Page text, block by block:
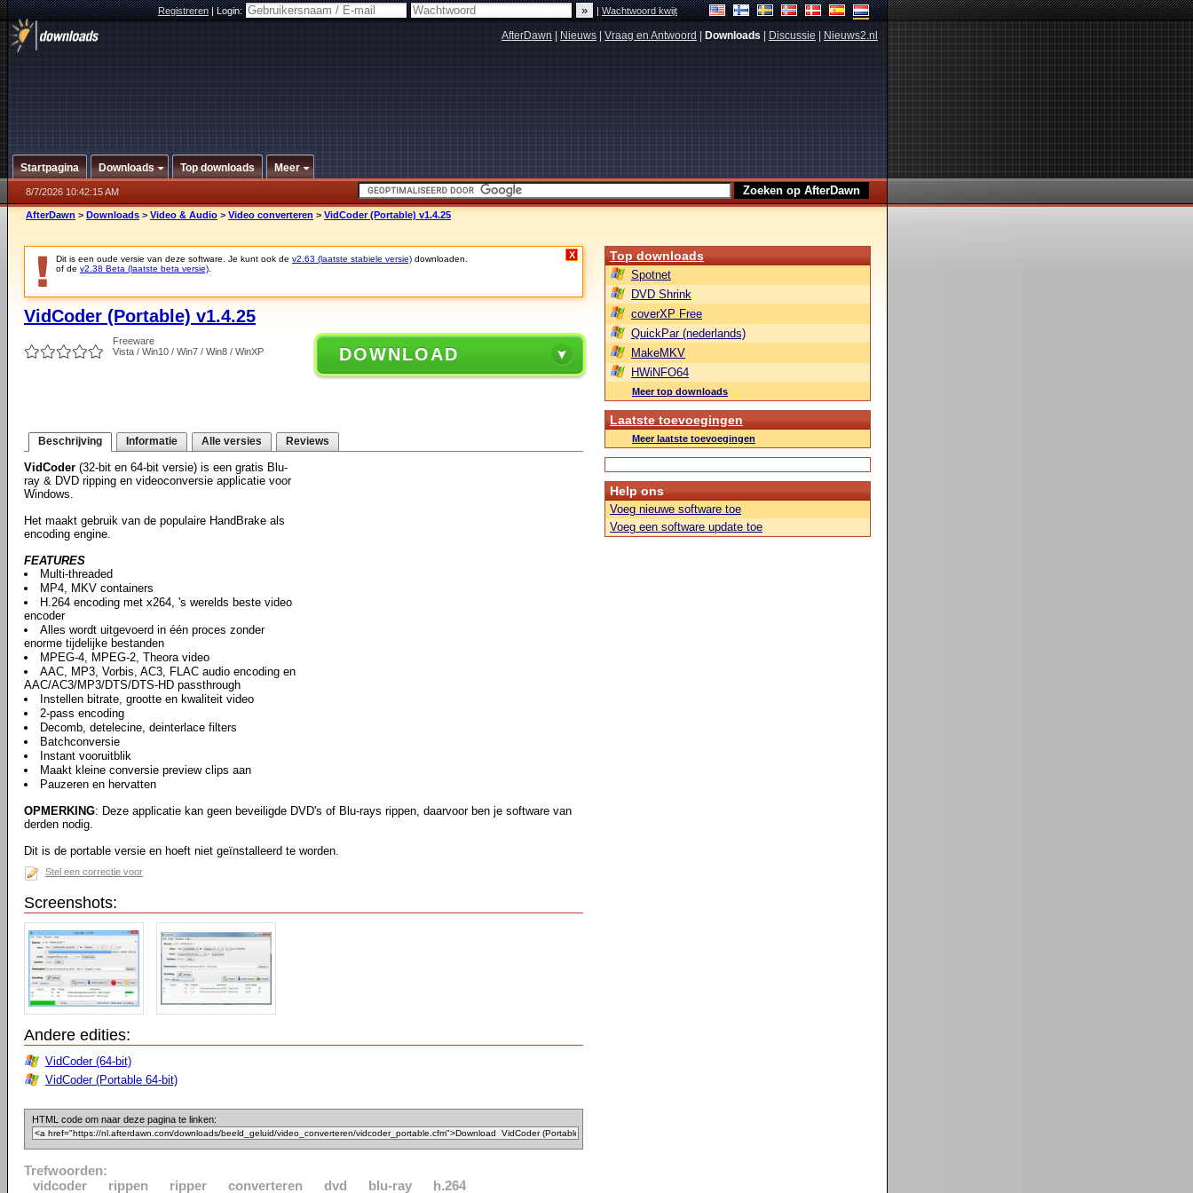
Registreren|Login: |Wachtwoord kwijt
AfterDawn Nieuws Vraag en Antwoord Downloads Discussie Nieuws2.nl
Startpagina Downloads Top downloads Meer
8/7/2026 10:42:15 AM
AfterDawn > Downloads > Video & Audio > Video converteren > VidCoder (Portable) v1.4.25
Dit is een oude versie van deze software. Je kunt ook de v2.63 (laatste stabiele versie) downloaden.
of de v2.38 Beta (laatste beta versie)
X
VidCoder (Portable) v1.4.25
Freeware
Vista / Win10 / Win7 / Win8 / WinXP
DOWNLOAD
Beschrijving Informatie Alle versies Reviews
VidCoder (32-bit en 64-bit versie) is een gratis Blu-
ray & DVD ripping en videoconversie applicatie voor
Windows.
Het maakt gebruik van de populaire HandBrake als
encoding engine.
FEATURES
Multi-threaded
MP4, MKV containers
H.264 encoding met x264, 's werelds beste video
encoder
Alles wordt uitgevoerd in één proces zonder
enorme tijdelijke bestanden
MPEG-4, MPEG-2, Theora video
AAC, MP3, Vorbis, AC3, FLAC audio encoding en
AAC/AC3/MP3/DTS/DTS-HD passthrough
Instellen bitrate, grootte en kwaliteit video
2-pass encoding
Decomb, detelecine, deinterlace filters
Batchconversie
Instant vooruitblik
Maakt kleine conversie preview clips aan
Pauzeren en hervatten
OPMERKING: Deze applicatie kan geen beveiligde DVD's of Blu-rays rippen, daarvoor ben je software van
derden nodig.
Dit is de portable versie en hoeft niet geïnstalleerd te worden.
Stel een correctie voor
Screenshots:
Andere edities:
VidCoder (64-bit)
VidCoder (Portable 64-bit)
HTML code om naar deze pagina te linken:
Trefwoorden:
vidcoder
rippen ripper converteren dvd blu-ray h.264
Top downloads
Spotnet
DVD Shrink
coverXP Free
QuickPar (nederlands)
MakeMKV
HWiNFO64
Meer top downloads
Laatste toevoegingen
Meer laatste toevoegingen
Help ons
Voeg nieuwe software toe
Voeg een software update toe